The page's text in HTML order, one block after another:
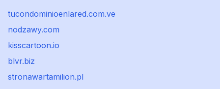
tucondominioenlared.com.ve
nodzawy.com
kisscartoon.io
blvr.biz
stronawartamilion.pl